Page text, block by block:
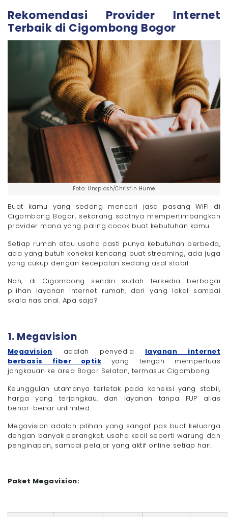
Rekomendasi Provider Internet
Terbaik di Cigombong Bogor
Foto: Unsplash/Christin Hume
Buat kamu yang sedang mencari jasa pasang WiFi di
Cigombong Bogor, sekarang saatnya mempertimbangkan
provider mana yang paling cocok buat kebutuhan kamu.
Setiap rumah atau usaha pasti punya kebutuhan berbeda,
ada yang butuh koneksi kencang buat streaming, ada juga
yang cukup dengan kecepatan sedang asal stabil.
Nah, di Cigombong sendiri sudah tersedia berbagai
pilihan layanan internet rumah, dari yang lokal sampai
skala nasional. Apa saja?
1. Megavision
Megavision adalah penyedia layanan internet
berbasis fiber optik yang tengah memperluas
jangkauan ke area Bogor Selatan, termasuk Cigombong.
Keunggulan utamanya terletak pada koneksi yang stabil,
harga yang terjangkau, dan layanan tanpa FUP alias
benar-benar unlimited.
Megavision adalah pilihan yang sangat pas buat keluarga
dengan banyak perangkat, usaha kecil seperti warung dan
penginapan, sampai pelajar yang aktif online setiap hari.
Paket Megavision: